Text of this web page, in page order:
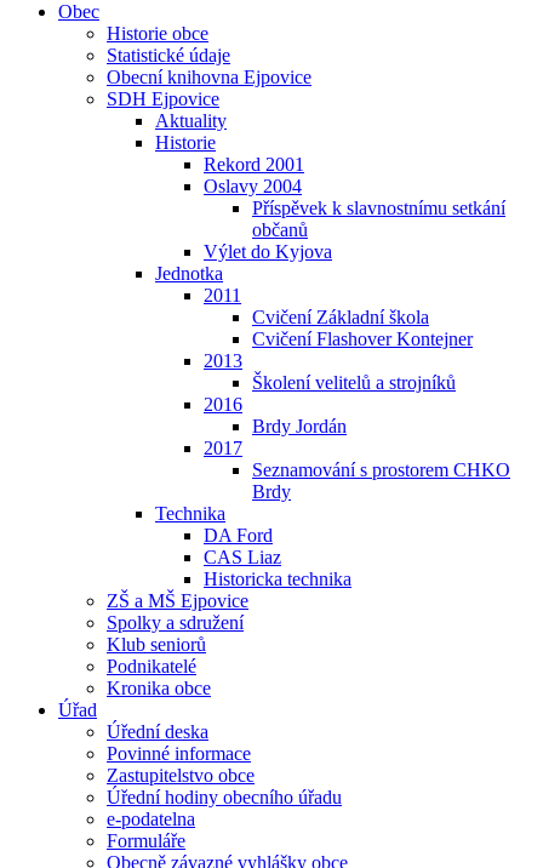
Obec
Historie obce
Statistické údaje
Obecní knihovna Ejpovice
SDH Ejpovice
Aktuality
Historie
Rekord 2001
Oslavy 2004
Příspěvek k slavnostnímu setkání
občanů
Výlet do Kyjova
Jednotka
2011
Cvičení Základní škola
Cvičení Flashover Kontejner
2013
Školení velitelů a strojníků
2016
Brdy Jordán
2017
Seznamování s prostorem CHKO
Brdy
Technika
DA Ford
CAS Liaz
Historicka technika
ZŠ a MŠ Ejpovice
Spolky a sdružení
Klub seniorů
Podnikatelé
Kronika obce
Úřad
Úřední deska
Povinné informace
Zastupitelstvo obce
Úřední hodiny obecního úřadu
e-podatelna
Formuláře
Obecně závazné vyhlášky obce